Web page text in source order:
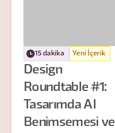
15 dakika Yeni İçerik
Design
Roundtable #1:
Tasarımda AI
Benimsemesi ve